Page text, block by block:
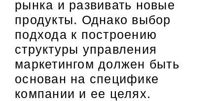
рынка и развивать новые
продукты. Однако выбор
подхода к построению
структуры управления
маркетингом должен быть
основан на специфике
компании и ее целях.